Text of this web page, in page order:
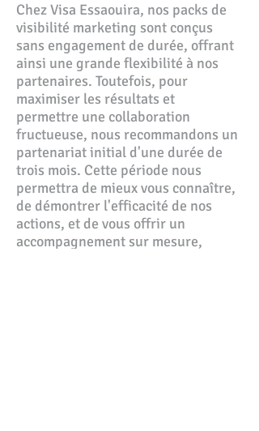
Chez Visa Essaouira, nos packs de
visibilité marketing sont conçus
sans engagement de durée, offrant
ainsi une grande flexibilité à nos
partenaires. Toutefois, pour
maximiser les résultats et
permettre une collaboration
fructueuse, nous recommandons un
partenariat initial d'une durée de
trois mois. Cette période nous
permettra de mieux vous connaître,
de démontrer l'efficacité de nos
actions, et de vous offrir un
accompagnement sur mesure,